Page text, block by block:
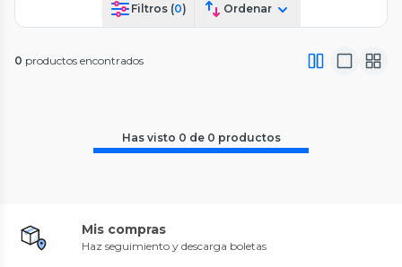
Filtros (0) Ordenar
0 productos encontrados
Has visto 0 de 0 productos
Mis compras
Haz seguimiento y descarga boletas